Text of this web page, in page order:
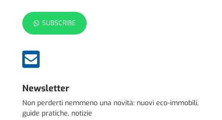
SUBSCRIBE

Newsletter
Non perderti nemmeno una novità: nuovi eco-immobili,
guide pratiche, notizie